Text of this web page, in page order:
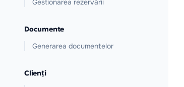
Gestionarea rezervării
Documente
Generarea documentelor
Clienți